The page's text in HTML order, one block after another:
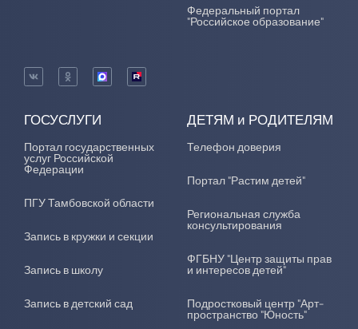
Федеральный портал
"Российское образование"
ГОСУСЛУГИ
Портал государственных
услуг Российской
Федерации
ПГУ Тамбовской области
Запись в кружки и секции
Запись в школу
Запись в детский сад
ДЕТЯМ и РОДИТЕЛЯМ
Телефон доверия
Портал "Растим детей"
Региональная служба
консультирования
ФГБНУ "Центр защиты прав
и интересов детей"
Подростковый центр "Арт-
пространство "Юность"